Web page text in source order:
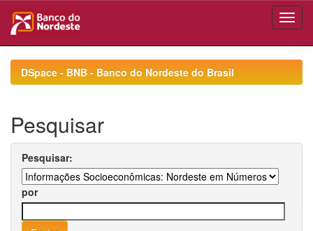
navigationDSpace - BNB - Banco do Nordeste do Brasil
Pesquisar
Pesquisar:
por